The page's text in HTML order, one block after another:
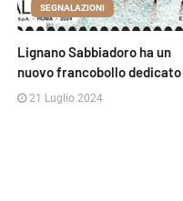
SEGNALAZIONI
Lignano Sabbiadoro ha un
nuovo francobollo dedicato
21 Luglio 2024